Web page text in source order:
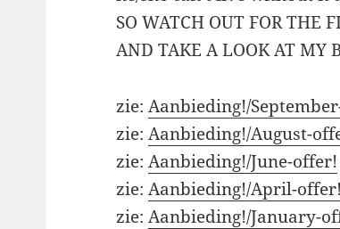
SO WATCH OUT FOR THE
AND TAKE A LOOK AT MY
zie:Aanbieding!/
zie:Aanbieding!/August-
zie:Aanbieding!/June-offer!
zie:Aanbieding!/April-
zie:Aanbieding!/January-